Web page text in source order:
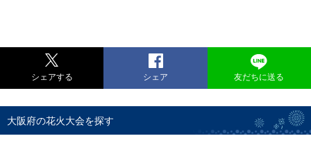
シェアする シェア 友だちに送る
大阪府の花火大会を探す